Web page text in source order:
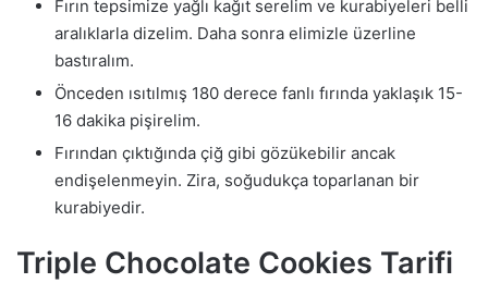
Fırın tepsimize yağlı kağıt serelim ve kurabiyeleri belli
aralıklarla dizelim. Daha sonra elimizle üzerline
bastıralım.
Önceden ısıtılmış 180 derece fanlı fırında yaklaşık 15-
16 dakika pişirelim.
Fırından çıktığında çiğ gibi gözükebilir ancak
endişelenmeyin. Zira, soğudukça toparlanan bir
kurabiyedir.
Triple Chocolate Cookies Tarifi